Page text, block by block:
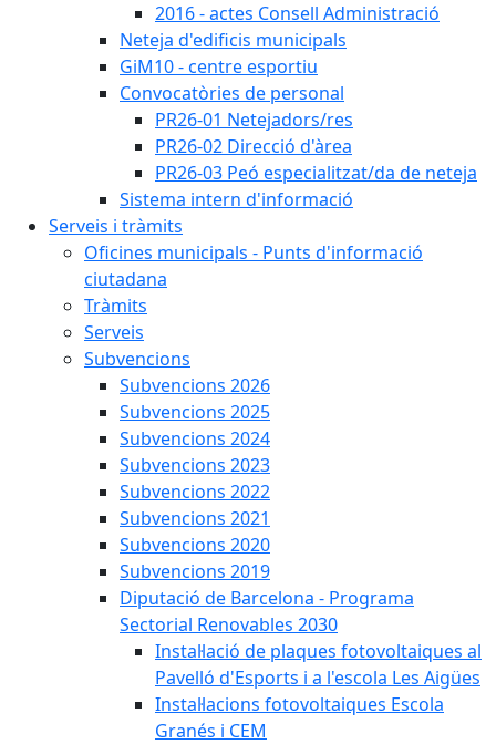
2016 - actes Consell Administració
Neteja d'edificis municipals
GiM10 - centre esportiu
Convocatòries de personal
PR26-01 Netejadors/res
PR26-02 Direcció d'àrea
PR26-03 Peó especialitzat/da de neteja
Sistema intern d'informació
Serveis i tràmits
Oficines municipals - Punts d'informació
ciutadana
Tràmits
Serveis
Subvencions
Subvencions 2026
Subvencions 2025
Subvencions 2024
Subvencions 2023
Subvencions 2022
Subvencions 2021
Subvencions 2020
Subvencions 2019
Diputació de Barcelona - Programa
Sectorial Renovables 2030
Instal·lació de plaques fotovoltaiques al
Pavelló d'Esports i a l'escola Les Aigües
Instal·lacions fotovoltaiques Escola
Granés i CEM